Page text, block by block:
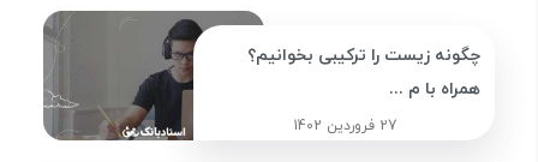
چگونه زیست را ترکیبی بخوانیم؟
همراه با م ...
27 فروردین 1402